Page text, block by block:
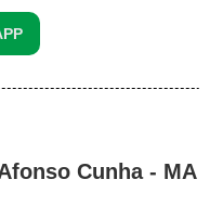
Cunha - MA